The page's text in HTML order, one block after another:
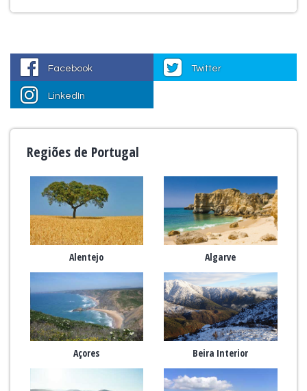
Facebook Twitter
LinkedIn
Regiões de Portugal
Alentejo Algarve
Açores Beira Interior